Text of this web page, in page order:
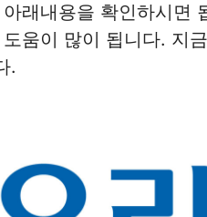
래내용을 확인하시면
움이 많이 됩니다. 지
.